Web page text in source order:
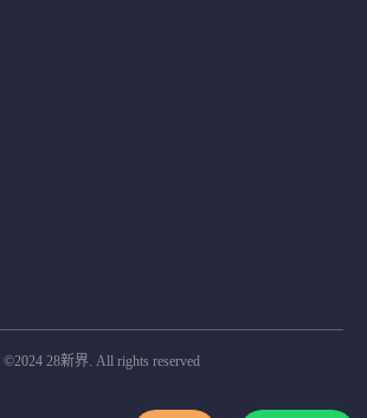
©2024 28新界. All rights reserved